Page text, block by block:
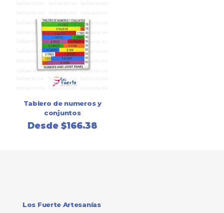
Tablero de numeros y
conjuntos
Desde$166.38
Los Fuerte Artesanías